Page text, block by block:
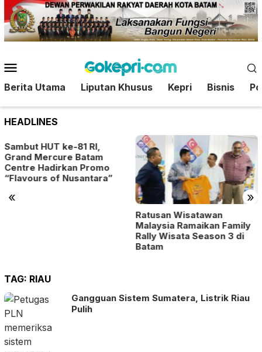
Loncat
ke
konten
Mobile
Berita Utama Liputan Khusus Kepri Bisnis
HEADLINES
« »
Malaysia Ramaikan Family
Rally Wisata Season 3 di
Piala AFF 2026:
Wajib Menang Atas
Singapura Jika Ingin
TAG: RIAU
Gangguan Sistem Sumatera, Listrik Riau
Pulih